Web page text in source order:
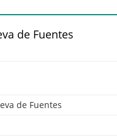
de Fuentes
de Fuentes